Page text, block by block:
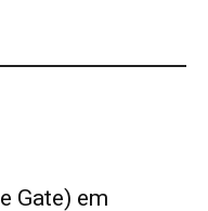
Gate) em